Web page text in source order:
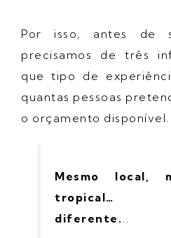
Por isso, antes de
precisamos de três
que tipo de
quantas pessoas
o orçamento disponível.
Mesmo local,
tropical…
diferente.